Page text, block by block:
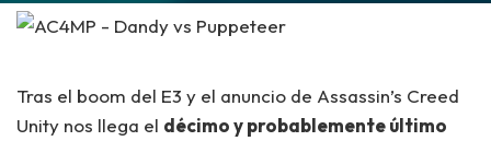
Tras el boom del E3 y el anuncio de Assassin’s Creed
Unity nos llega el décimo y probablemente último